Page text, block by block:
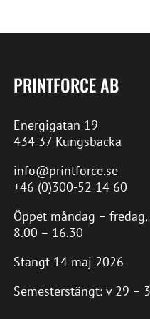
PRINTFORCE AB
Energigatan 19
434 37 Kungsbacka
info@printforce.se
+46 (0)300-52 14 60
Öppet måndag – fredag,
8.00 – 16.30
Stängt 14 maj 2026
Semesterstängt: v 29 –